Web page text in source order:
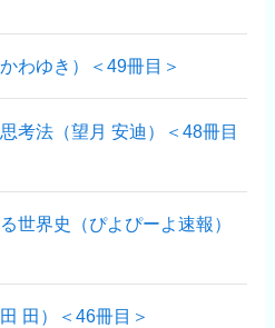
わゆき）＜49冊目＞
考法（望月 安迪）＜48冊目
世界史（ぴよぴーよ速報）
田）＜46冊目＞